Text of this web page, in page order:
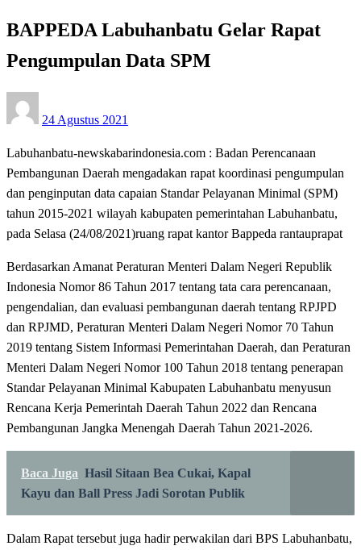
BAPPEDA Labuhanbatu Gelar Rapat
Pengumpulan Data SPM
on
24 Agustus 2021
Labuhanbatu-newskabarindonesia.com : Badan Perencanaan
Pembangunan Daerah mengadakan rapat koordinasi pengumpulan
dan penginputan data capaian Standar Pelayanan Minimal (SPM)
tahun 2015-2021 wilayah kabupaten pemerintahan Labuhanbatu,
pada Selasa (24/08/2021)ruang rapat kantor Bappeda rantauprapat
Berdasarkan Amanat Peraturan Menteri Dalam Negeri Republik
Indonesia Nomor 86 Tahun 2017 tentang tata cara perencanaan,
pengendalian, dan evaluasi pembangunan daerah tentang RPJPD
dan RPJMD, Peraturan Menteri Dalam Negeri Nomor 70 Tahun
2019 tentang Sistem Informasi Pemerintahan Daerah, dan Peraturan
Menteri Dalam Negeri Nomor 100 Tahun 2018 tentang penerapan
Standar Pelayanan Minimal Kabupaten Labuhanbatu menyusun
Rencana Kerja Pemerintah Daerah Tahun 2022 dan Rencana
Pembangunan Jangka Menengah Daerah Tahun 2021-2026.
Baca Juga Hasil Sitaan Bea Cukai, Kapal
Kayu dan Ball Press Jadi Sorotan Publik
Dalam Rapat tersebut juga hadir perwakilan dari BPS Labuhanbatu,